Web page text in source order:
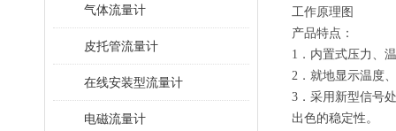
气体流量计
皮托管流量计
在线安装型流量计
电磁流量计
工作原理图
产品特点：
1．内置式压力、
2．就地显示温度
3．采用新型信号
出色的稳定性。